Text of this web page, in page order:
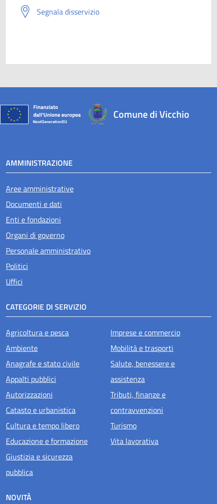
Segnala disservizio
Comune di Vicchio
AMMINISTRAZIONE
Aree amministrative
Documenti e dati
Enti e fondazioni
Organi di governo
Personale amministrativo
Politici
Uffici
CATEGORIE DI SERVIZIO
Agricoltura e pesca
Ambiente
Anagrafe e stato civile
Appalti pubblici
Autorizzazioni
Catasto e urbanistica
Cultura e tempo libero
Educazione e formazione
Giustizia e sicurezza
pubblica
Imprese e commercio
Mobilità e trasporti
Salute, benessere e
assistenza
Tributi, finanze e
contravvenzioni
Turismo
Vita lavorativa
NOVITÀ